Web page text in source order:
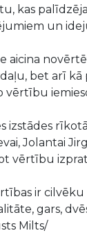
kas
un
aicina
bet arī
vērtību
izstādes
Jolantai
vērtību
ir
gars,
Milts/